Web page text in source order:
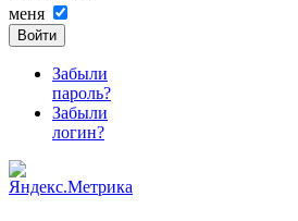
меня
Войти
Забыли
пароль?
Забыли
логин?